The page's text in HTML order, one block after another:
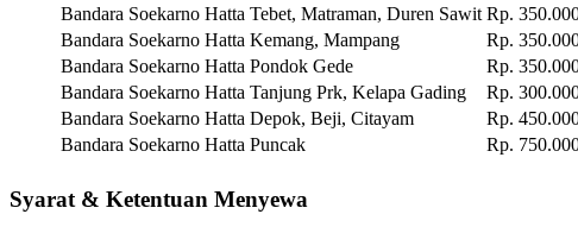
Bandara Soekarno Hatta Tebet, Matraman, Duren Sawit Rp.
Bandara Soekarno Hatta Kemang, Mampang
Rp.
Bandara Soekarno Hatta Pondok Gede
Rp.
Bandara Soekarno Hatta Tanjung Prk, Kelapa Gading
Rp.
Bandara Soekarno Hatta Depok, Beji, Citayam
Rp.
Bandara Soekarno Hatta Puncak Rp.
Syarat & Ketentuan Menyewa